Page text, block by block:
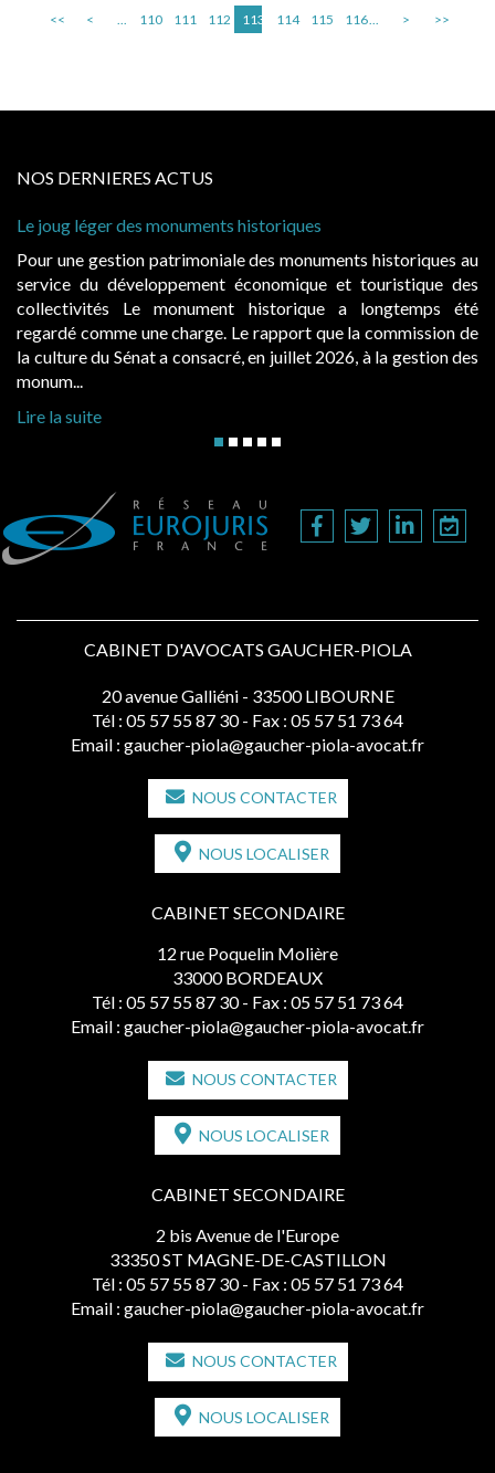
<< < ... 110 111 112 113 114 115 116... > >>
NOS DERNIERES ACTUS
monuments historiques au
et touristique des
a longtemps été
que la commission de
juillet 2026, à la gestion des
Cabines de plage : le juge admet
Evocatrices des bains de mer,
également un beau sujet
public, elles donnent lieu au
d’occupation. Saisies par des
CABINET D'AVOCATS GAUCHER-PIOLA
20 avenue Galliéni - 33500 LIBOURNE
Tél : 05 57 55 87 30 - Fax : 05 57 51 73 64
Email : gaucher-piola@gaucher-piola-avocat.fr
NOUS CONTACTER
NOUS LOCALISER
CABINET SECONDAIRE
12 rue Poquelin Molière
33000 BORDEAUX
Tél : 05 57 55 87 30 - Fax : 05 57 51 73 64
Email : gaucher-piola@gaucher-piola-avocat.fr
NOUS CONTACTER
NOUS LOCALISER
CABINET SECONDAIRE
2 bis Avenue de l'Europe
33350 ST MAGNE-DE-CASTILLON
Tél : 05 57 55 87 30 - Fax : 05 57 51 73 64
Email : gaucher-piola@gaucher-piola-avocat.fr
NOUS CONTACTER
NOUS LOCALISER